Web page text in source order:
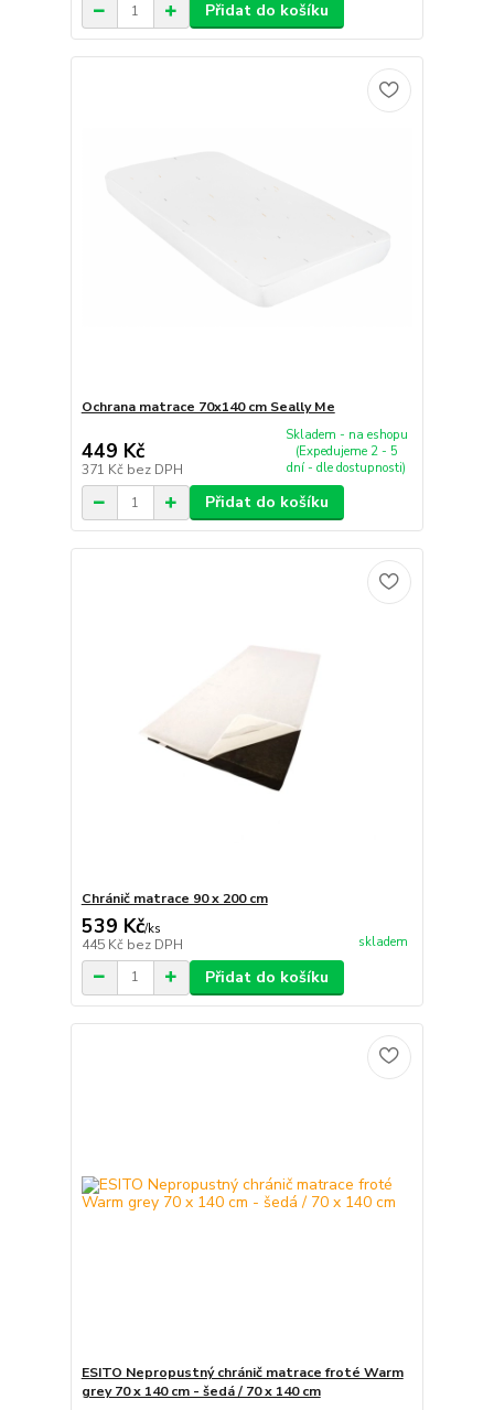
Přidat do košíku
Ochrana matrace 70x140 cm Seally Me
449 Kč
371 Kč bez DPH
Skladem - na eshopu
(Expedujeme 2 - 5
dní - dle dostupnosti)
Přidat do košíku
Chránič matrace 90 x 200 cm
539 Kč/ks
445 Kč bez DPH skladem
Přidat do košíku
ESITO Nepropustný chránič matrace froté Warm
grey 70 x 140 cm - šedá / 70 x 140 cm